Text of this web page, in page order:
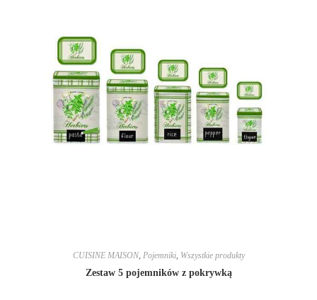
CUISINE MAISON, Pojemniki, Wszystkie produkty
Zestaw 5 pojemników z pokrywką